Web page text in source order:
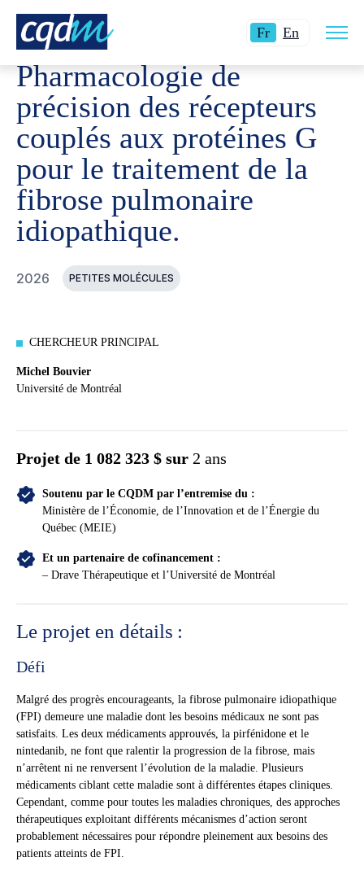
FrLangue
En Switchla
site
CQDM RÉALISATIONS PROJETS FINANCÉS
Pharmacologie de
précision des récepteurs
couplés aux protéines G
pour le traitement de la
fibrose pulmonaire
idiopathique.
2026 PETITES MOLÉCULES
CHERCHEUR PRINCIPAL
Michel Bouvier
Université de Montréal
Projet de 1 082 323 $ sur 2 ans
Soutenu par le CQDM par l’entremise du :
Ministère de l’Économie, de l’Innovation et de l’Énergie du
Québec (MEIE)
Et un partenaire de cofinancement :
– Drave Thérapeutique et l’Université de Montréal
Le projet en détails :
Défi
Malgré des progrès encourageants, la fibrose pulmonaire idiopathique
(FPI) demeure une maladie dont les besoins médicaux ne sont pas
satisfaits. Les deux médicaments approuvés, la pirfénidone et le
nintedanib, ne font que ralentir la progression de la fibrose, mais
n’arrêtent ni ne renversent l’évolution de la maladie. Plusieurs
médicaments ciblant cette maladie sont à différentes étapes cliniques.
Cependant, comme pour toutes les maladies chroniques, des approches
thérapeutiques exploitant différents mécanismes d’action seront
probablement nécessaires pour répondre pleinement aux besoins des
patients atteints de FPI.